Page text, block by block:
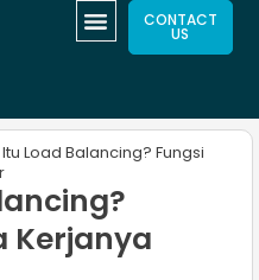
CONTACT
US
Load Balancing? Fungsi
Kerjanya